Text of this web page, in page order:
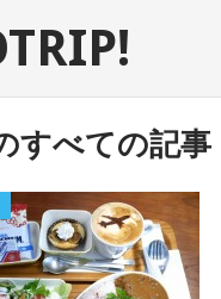
すべての記事